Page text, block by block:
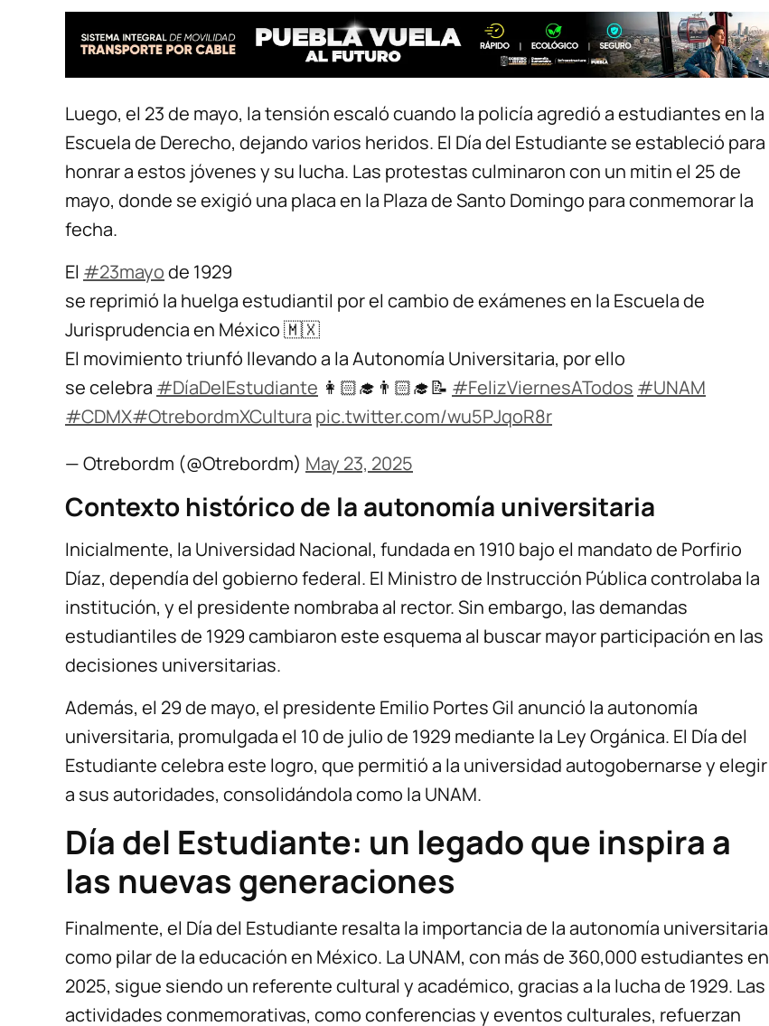
Luego, el 23 de mayo, la tensión escaló cuando la policía agredió a estudiantes en la
Escuela de Derecho, dejando varios heridos. El Día del Estudiante se estableció para
honrar a estos jóvenes y su lucha. Las protestas culminaron con un mitin el 25 de
mayo, donde se exigió una placa en la Plaza de Santo Domingo para conmemorar la
fecha.
El #23mayode 1929
se reprimió la huelga estudiantil por el cambio de exámenes en la Escuela de
Jurisprudencia en México 🇲🇽
El movimiento triunfó llevando a la Autonomía Universitaria, por ello
se celebra #DíaDelEstudiante 👩🏻‍🎓👨🏻‍🎓📝 #FelizViernesATodos #UNAM
#CDMX#OtrebordmXCultura pic.twitter.com/wu5PJqoR8r
— Otrebordm (@Otrebordm) May 23, 2025
Contexto histórico de la autonomía universitaria
Inicialmente, la Universidad Nacional, fundada en 1910 bajo el mandato de Porfirio
Díaz, dependía del gobierno federal. El Ministro de Instrucción Pública controlaba la
institución, y el presidente nombraba al rector. Sin embargo, las demandas
estudiantiles de 1929 cambiaron este esquema al buscar mayor participación en las
decisiones universitarias.
Además, el 29 de mayo, el presidente Emilio Portes Gil anunció la autonomía
universitaria, promulgada el 10 de julio de 1929 mediante la Ley Orgánica. El Día del
Estudiante celebra este logro, que permitió a la universidad autogobernarse y elegir
a sus autoridades, consolidándola como la UNAM.
Día del Estudiante: un legado que inspira a
las nuevas generaciones
Finalmente, el Día del Estudiante resalta la importancia de la autonomía universitaria
como pilar de la educación en México. La UNAM, con más de 360,000 estudiantes en
2025, sigue siendo un referente cultural y académico, gracias a la lucha de 1929. Las
actividades conmemorativas, como conferencias y eventos culturales, refuerzan